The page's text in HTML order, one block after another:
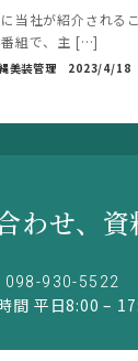
当社が紹介される
番組で、主 […]
美装管理 2023/4/18
わせ、資
098-930-5522
間 平日8:00 –